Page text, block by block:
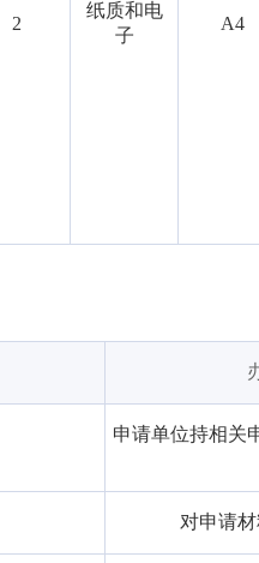
2
纸质和电
子
A4
申请单位持相关
对申请